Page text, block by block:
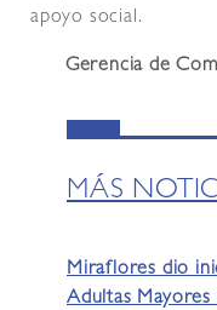
apoyo social.
Gerencia de
MÁS
Miraflores dio
Adultas